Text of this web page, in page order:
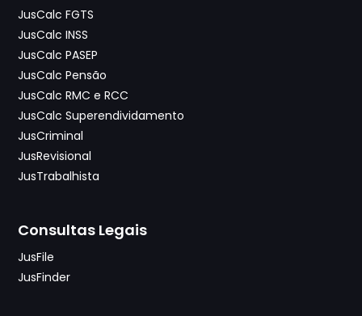
JusCalc FGTS
JusCalc INSS
JusCalc PASEP
JusCalc Pensão
JusCalc RMC e RCC
JusCalc Superendividamento
JusCriminal
JusRevisional
JusTrabalhista
Consultas Legais
JusFile
JusFinder